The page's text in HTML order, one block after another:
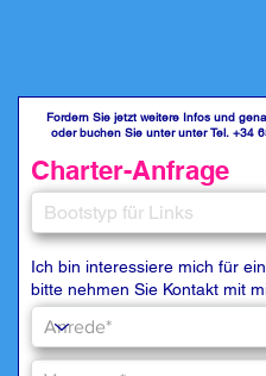
Fordern Sie jetzt weitere Infos und
oder buchen Sie unter unter Tel. +34
Charter-Anfrage
Ich bin interessiere mich für
bitte nehmen Sie Kontakt mit